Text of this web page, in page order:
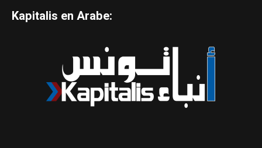
Kapitalis en Arabe: